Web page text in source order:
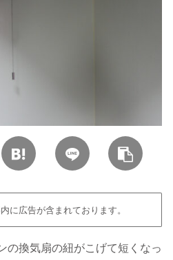
に広告が含まれております。
の換気扇の紐がこげて短くなっ